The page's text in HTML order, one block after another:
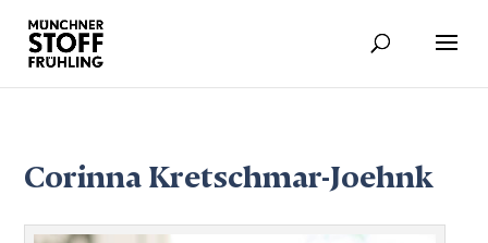
Corinna Kretschmar-Joehnk